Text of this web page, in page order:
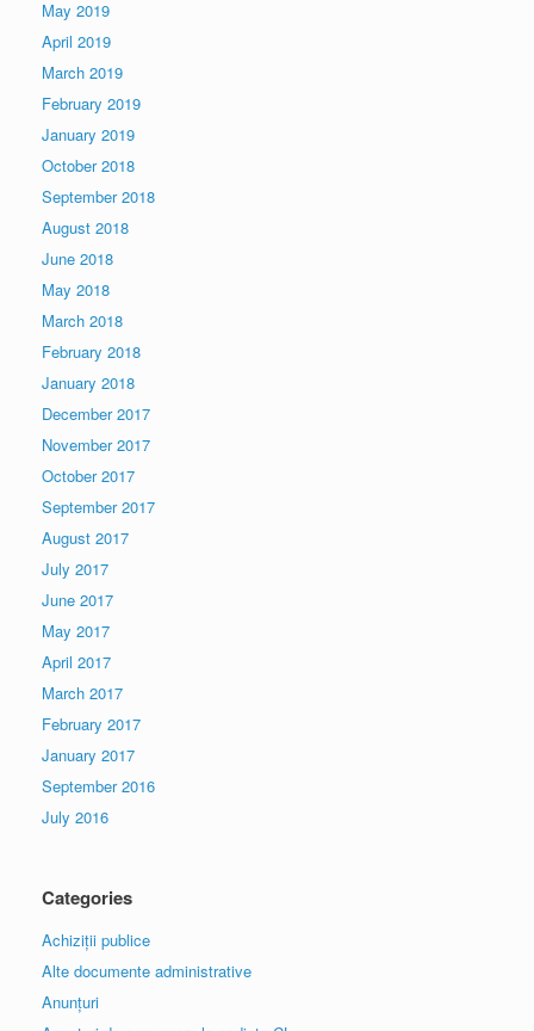
May 2019
April 2019
March 2019
February 2019
January 2019
October 2018
September 2018
August 2018
June 2018
May 2018
March 2018
February 2018
January 2018
December 2017
November 2017
October 2017
September 2017
August 2017
July 2017
June 2017
May 2017
April 2017
March 2017
February 2017
January 2017
September 2016
July 2016
Categories
Achiziții publice
Alte documente administrative
Anunțuri